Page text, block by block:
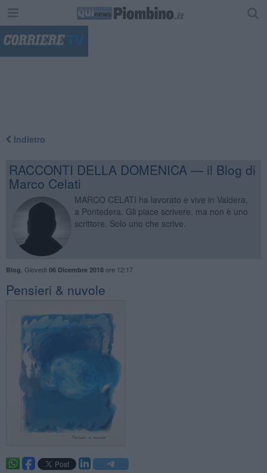
Indietro
RACCONTI DELLA DOMENICA — il Blog di
Marco Celati
MARCO CELATI ha lavorato e vive in Valdera,
a Pontedera. Gli piace scrivere, ma non è uno
scrittore. Solo uno che scrive.
Blog Giovedì 06 Dicembre 2018ore 12:17
Pensieri & nuvole